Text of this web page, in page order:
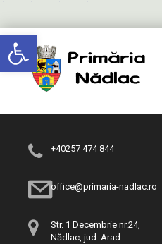
Deschide bara de unelte
+40257 474 844
office@primaria-nadlac.ro
Str. 1 Decembrie nr.24,
Nădlac, jud. Arad